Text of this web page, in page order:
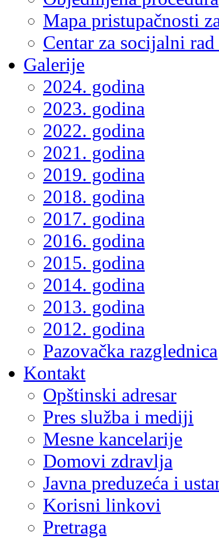
Mapa pristupačnosti
Centar za socijalni
Galerije
2024. godina
2023. godina
2022. godina
2021. godina
2019. godina
2018. godina
2017. godina
2016. godina
2015. godina
2014. godina
2013. godina
2012. godina
Pazovačka razglednica
Kontakt
Opštinski adresar
Pres služba i mediji
Mesne kancelarije
Domovi zdravlja
Javna preduzeća i
Korisni linkovi
Pretraga